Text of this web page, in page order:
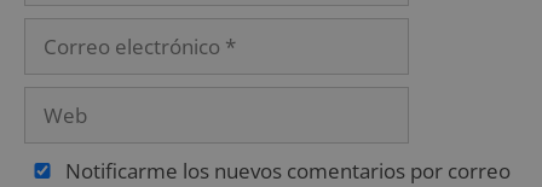
Notificarme los nuevos comentarios por correo